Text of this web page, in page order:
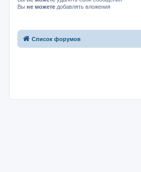
Вы не можетедобавлять вложения
Список форумов